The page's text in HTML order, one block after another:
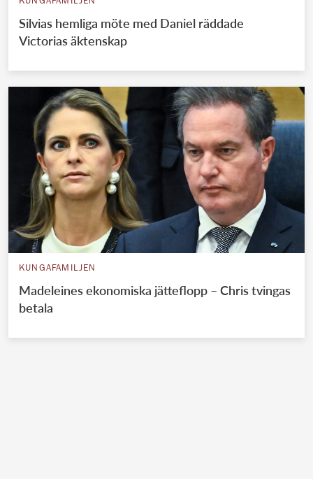
Silvias hemliga möte med Daniel räddade
Victorias äktenskap
KUNGAFAMILJEN
Madeleines ekonomiska jätteflopp – Chris tvingas
betala